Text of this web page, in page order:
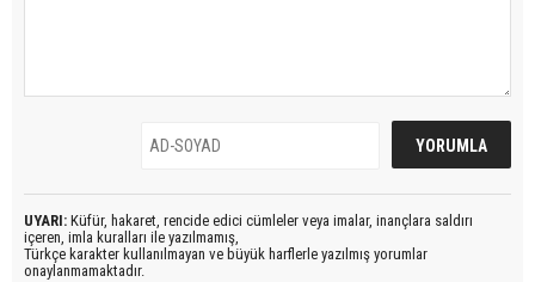
UYARI: Küfür, hakaret, rencide edici cümleler veya imalar, inançlara saldırı
içeren, imla kuralları ile yazılmamış,
Türkçe karakter kullanılmayan ve büyük harflerle yazılmış yorumlar
onaylanmamaktadır.